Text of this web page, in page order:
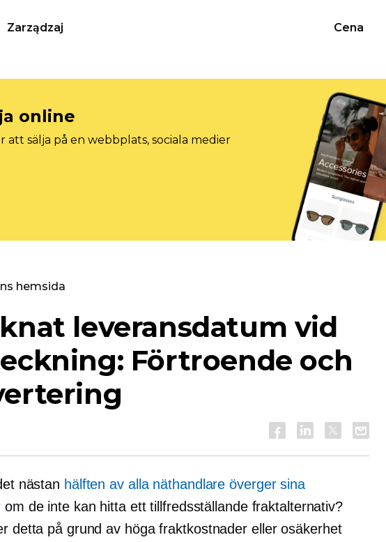
Zarządzaj Cena
online
sälja på en webbplats, sociala medier
hemsida
leveransdatum vid
Förtroende och
nästan hälften av alla näthandlare överger sina
om de inte kan hitta ett tillfredsställande fraktalternativ?
detta på grund av höga fraktkostnader eller osäkerhet